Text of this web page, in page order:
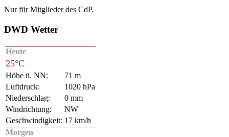
Nur für Mitglieder des CdP.
DWD Wetter
Heute
25°C
Höhe ü. NN:
71 m
Luftdruck:
1020 hPa
Niederschlag:
0 mm
Windrichtung:
NW
Geschwindigkeit: 17 km/h
Morgen